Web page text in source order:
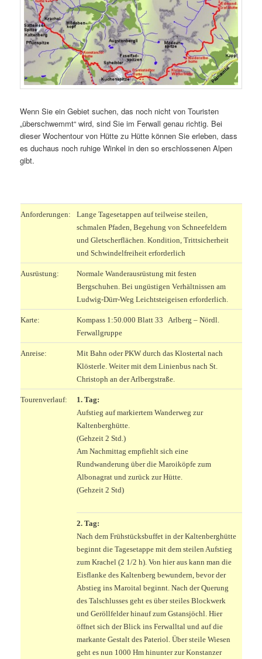
Wenn Sie ein Gebiet suchen, das noch nicht von Touristen
„überschwemmt“ wird, sind Sie im Ferwall genau richtig. Bei
dieser Wochentour von Hütte zu Hütte können Sie erleben, dass
es duchaus noch ruhige Winkel in den so erschlossenen Alpen
gibt.
Anforderungen:
Lange Tagesetappen auf teilweise steilen,
schmalen Pfaden, Begehung von Schneefeldern
und Gletscherflächen. Kondition, Trittsicherheit
und Schwindelfreiheit erforderlich
Ausrüstung:
Normale Wanderausrüstung mit festen
Bergschuhen. Bei ungüstigen Verhältnissen am
Ludwig-Dürr-Weg Leichtsteigeisen erforderlich.
Karte:
Kompass 1:50.000 Blatt 33 Arlberg – Nördl.
Ferwallgruppe
Anreise:
Mit Bahn oder PKW durch das Klostertal nach
Klösterle. Weiter mit dem Linienbus nach St.
Christoph an der Arlbergstraße.
Tourenverlauf:
1. Tag:
Aufstieg auf markiertem Wanderweg zur
Kaltenberghütte.
(Gehzeit 2 Std.)
Am Nachmittag empfiehlt sich eine
Rundwanderung über die Maroiköpfe zum
Albonagrat und zurück zur Hütte.
(Gehzeit 2 Std)
2. Tag:
Nach dem Frühstücksbuffet in der Kaltenberghütte
beginnt die Tagesetappe mit dem steilen Aufstieg
zum Krachel (2 1/2 h). Von hier aus kann man die
Eisflanke des Kaltenberg bewundern, bevor der
Abstieg ins Maroital beginnt. Nach der Querung
des Talschlusses geht es über steiles Blockwerk
und Geröllfelder hinauf zum Gstansjöchl. Hier
öffnet sich der Blick ins Ferwalltal und auf die
markante Gestalt des Pateriol. Über steile Wiesen
geht es nun 1000 Hm hinunter zur Konstanzer